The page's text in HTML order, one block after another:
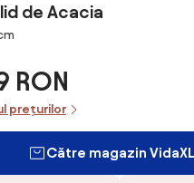
de Acacia
RON
prețurilor
Către magazin